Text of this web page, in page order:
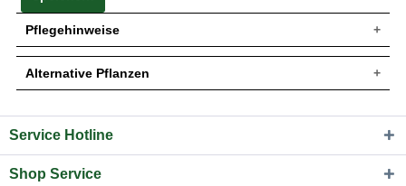
Pflegehinweise
Pflanz- und Pflegetipps Ficus carica / Echter
Feigenbaum / Feige
Gartenpflanzen einen optimalen Start am neuen Standort
Alternative Pflanzen
Sie suchen eine Alternative?
In folgenden Kategorien finden Sie schöne Alternativen
Service Hotline
Shop Service